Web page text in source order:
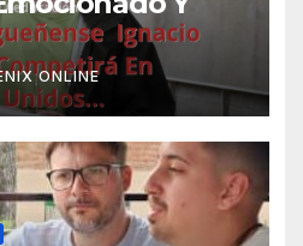
ONLINE